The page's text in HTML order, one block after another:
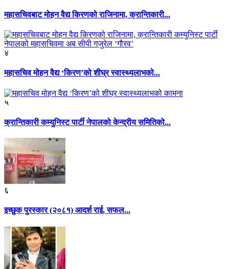
महासचिवबाट मोहन वैद्य किरणको राजिनामा, क्रान्तिकारी...
४
महासचिव मोहन वैद्य ‘किरण’को शीघ्र स्वास्थ्यलाभको...
५
क्रान्तिकारी कम्युनिस्ट पार्टी नेपालको केन्द्रीय समितिको...
६
इच्छुक पुरस्कार (२०८१) आदर्श राई, सफल...